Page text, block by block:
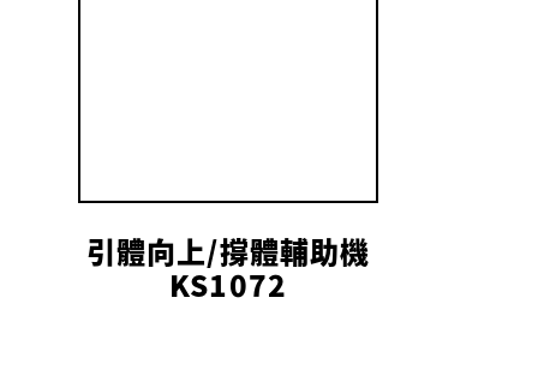
引體向上/撐體輔助機
KS1072